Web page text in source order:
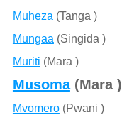
Muheza (Tanga )
Mungaa (Singida )
Muriti (Mara )
Musoma(Mara )
Mvomero(Pwani )